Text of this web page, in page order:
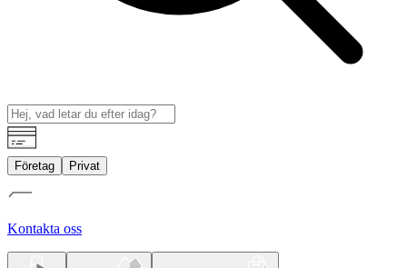
Företag Privat
Kontakta oss